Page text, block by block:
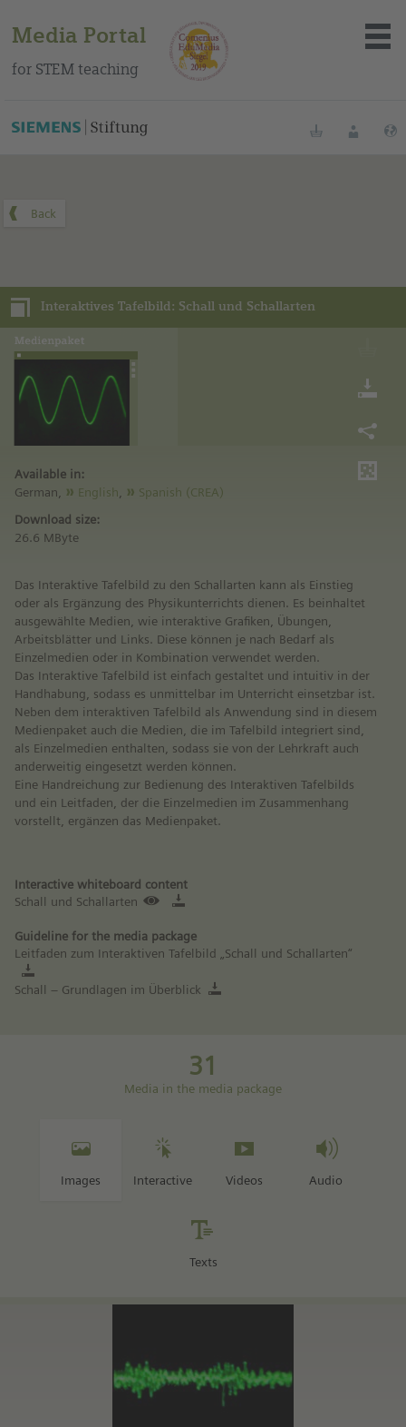
Media Portal
for STEM teaching
About the portal
Methods
Trainings
BookmarksLogin
Interaktives Tafelbild: Schall und Schallarten
Available in:
German,
English,
Spanish (CREA)
Download size:
26.6 MByte
Das Interaktive Tafelbild zu den Schallarten kann als Einstieg
oder als Ergänzung des Physikunterrichts dienen. Es beinhaltet
ausgewählte Medien, wie interaktive Grafiken, Übungen,
Arbeitsblätter und Links. Diese können je nach Bedarf als
Einzelmedien oder in Kombination verwendet werden.
Das Interaktive Tafelbild ist einfach gestaltet und intuitiv in der
Handhabung, sodass es unmittelbar im Unterricht einsetzbar ist.
Neben dem interaktiven Tafelbild als Anwendung sind in diesem
Medienpaket auch die Medien, die im Tafelbild integriert sind,
als Einzelmedien enthalten, sodass sie von der Lehrkraft auch
anderweitig eingesetzt werden können.
Eine Handreichung zur Bedienung des Interaktiven Tafelbilds
und ein Leitfaden, der die Einzelmedien im Zusammenhang
vorstellt, ergänzen das Medienpaket.
Interactive whiteboard content
Schall und Schallarten
Guideline for the media package
Leitfaden zum Interaktiven Tafelbild „Schall und Schallarten“
Schall – Grundlagen im Überblick
31
Media in the media package
Images Interactive Videos Audio
Texts
You can find this media package on our Spanish education